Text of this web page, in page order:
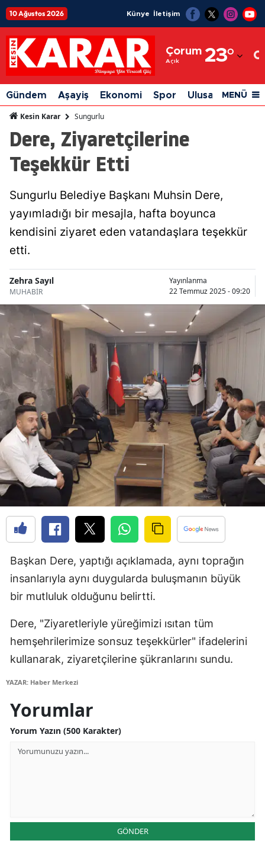
10 Ağustos 2026 Künye İletişim
Çorum
Açık 23°
Adıyaman
Afyonkarahisar
Ağrı
Amasya
Aydın
Bilecik
Bingöl
Bitlis
Bolu
Burdur
Bursa
Çanakkale
Çankırı
Çorum
Denizli
Diyarbakır
Edirne
Elazığ
Erzurum
Eskişehir
Gaziantep
Gündem Aşayiş Ekonomi Spor Ulusal Siyaset
MENÜ
Kesin Karar Sungurlu
Dere, Ziyaretçilerine
Teşekkür Etti
Sungurlu Belediye Başkanı Muhsin Dere,
yayımladığı bir mesajla, hafta boyunca
kendisini ziyaret eden vatandaşlara teşekkür
etti.
Zehra Sayıl
MUHABİR
Yayınlanma
22 Temmuz 2025 - 09:20
Başkan Dere, yaptığı açıklamada, aynı toprağın
insanlarıyla aynı duygularda buluşmanın büyük
bir mutluluk olduğunu belirtti.
Dere, "Ziyaretleriyle yüreğimizi ısıtan tüm
hemşehrilerimize sonsuz teşekkürler" ifadelerini
kullanarak, ziyaretçilerine şükranlarını sundu.
YAZAR: Haber Merkezi
Yorumlar
Yorum Yazın (500 Karakter)
GÖNDER